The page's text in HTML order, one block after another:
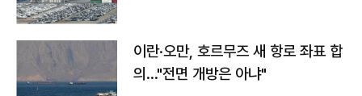
이란·오만, 호르무즈 새 항로 좌표 합
의…"전면 개방은 아냐"